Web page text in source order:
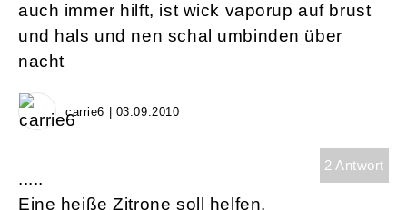
auch immer hilft, ist wick vaporup auf brust
und hals und nen schal umbinden über
nacht
carrie6 | 03.09.2010
2 Antwort
.....
Eine heiße Zitrone soll helfen.